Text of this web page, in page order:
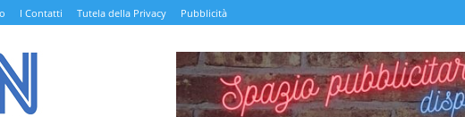
I Contatti Tutela della Privacy Pubblicità